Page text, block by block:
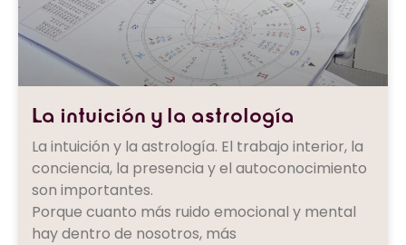
La intuición y la astrología
La intuición y la astrología. El trabajo interior, la
conciencia, la presencia y el autoconocimiento
son importantes.
Porque cuanto más ruido emocional y mental
hay dentro de nosotros, más